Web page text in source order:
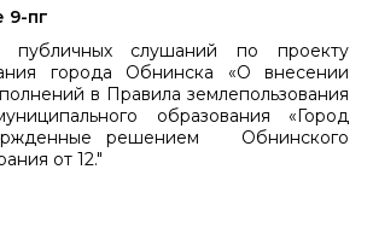
9-пг
публичных слушаний по проекту
города Обнинска «О внесении
в Правила землепользования
образования «Город
решением Обнинского
от 12."